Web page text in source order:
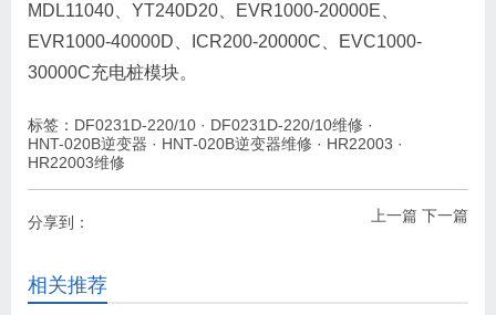
MDL11040、YT240D20、EVR1000-20000E、
EVR1000-40000D、ICR200-20000C、EVC1000-
30000C充电桩模块。
标签： DF0231D-220/10 · DF0231D-220/10维修 ·
HNT-020B逆变器 · HNT-020B逆变器维修 · HR22003 ·
HR22003维修
上一篇 下一篇
分享到：
相关推荐